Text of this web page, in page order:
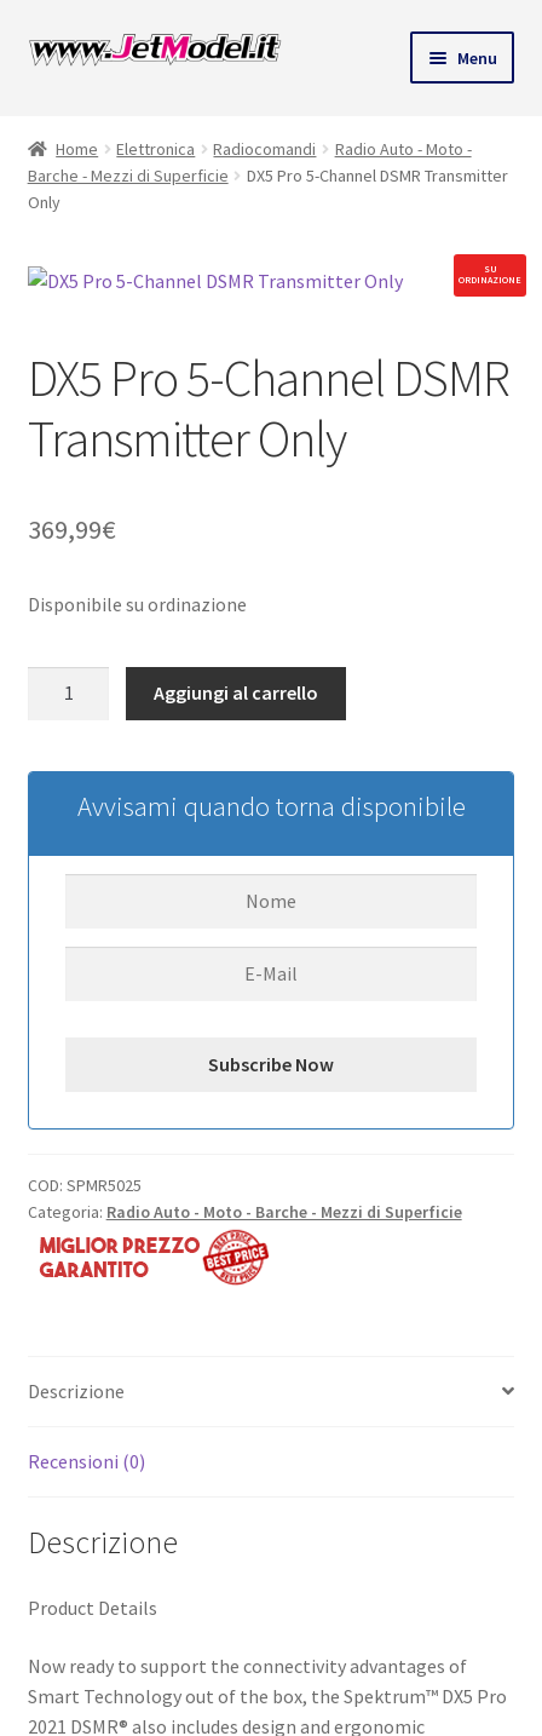
Vai
alla
Vai
Menu
Home Elettronica Radiocomandi
Radio Auto - Moto -
Barche - Mezzi di Superficie
DX5 Pro 5-Channel DSMR Transmitter
Only
SU
ORDINAZIONE
DX5 Pro 5-Channel DSMR
Transmitter Only
369,99€
Disponibile su ordinazione
Channel
Only
Aggiungi al carrello
Avvisami quando torna disponibile
COD: SPMR5025
Categoria: Radio Auto - Moto - Barche - Mezzi di Superficie
Descrizione
Recensioni (0)
Descrizione
Product Details
Now ready to support the connectivity advantages of
Smart Technology out of the box, the Spektrum™ DX5 Pro
2021 DSMR® also includes design and ergonomic